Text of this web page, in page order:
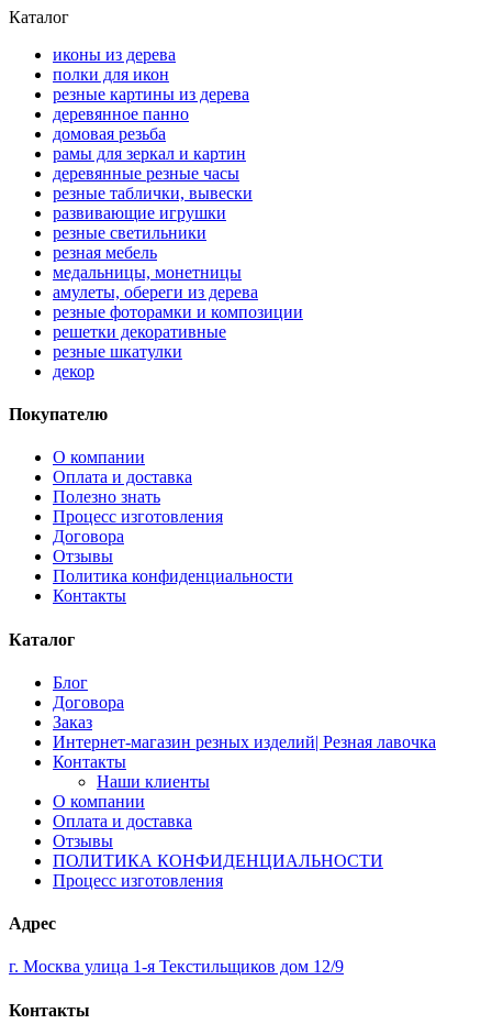
Каталог
иконы из дерева
полки для икон
резные картины из дерева
деревянное панно
домовая резьба
рамы для зеркал и картин
деревянные резные часы
резные таблички, вывески
развивающие игрушки
резные светильники
резная мебель
медальницы, монетницы
амулеты, обереги из дерева
резные фоторамки и композиции
решетки декоративные
резные шкатулки
декор
Покупателю
О компании
Оплата и доставка
Полезно знать
Процесс изготовления
Договора
Отзывы
Политика конфиденциальности
Контакты
Каталог
Блог
Договора
Заказ
Интернет-магазин резных изделий| Резная лавочка
Контакты
Наши клиенты
О компании
Оплата и доставка
Отзывы
ПОЛИТИКА КОНФИДЕНЦИАЛЬНОСТИ
Процесс изготовления
Адрес
г. Москва улица 1-я Текстильщиков дом 12/9
Контакты